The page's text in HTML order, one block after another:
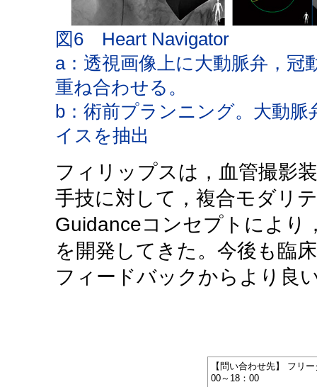
図6 Heart Navigator
a：透視画像上に大動脈弁，
重ね合わせる。
b：術前プランニング。大動
イスを抽出
フィリップスは，血管撮影
手技に対して，複合モダリ
Guidanceコンセプトにより
を開発してきた。今後も臨
フィードバックからより良
【問い合わせ先】 フリ
00～18：00